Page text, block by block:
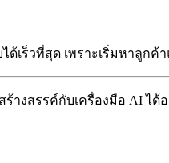
เร็วที่สุด เพราะเริ่มหาลูก
งสรรค์กับเครื่องมือ AI ได้